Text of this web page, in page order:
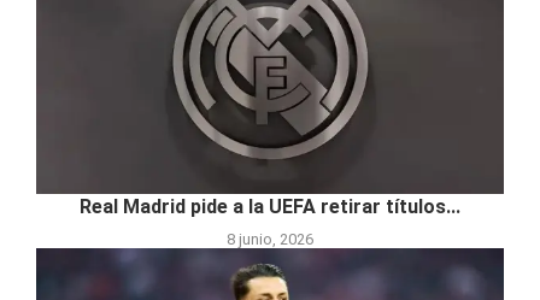
Real Madrid pide a la UEFA retirar títulos...
8 junio, 2026